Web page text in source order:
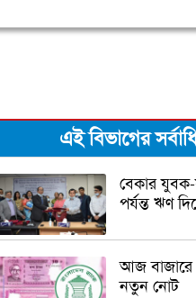
এই বিভাগের
বেকার
পর্যন্ত ঋণ
আজ
নতুন নোট